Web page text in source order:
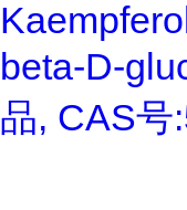
beta-D-
品, CAS号